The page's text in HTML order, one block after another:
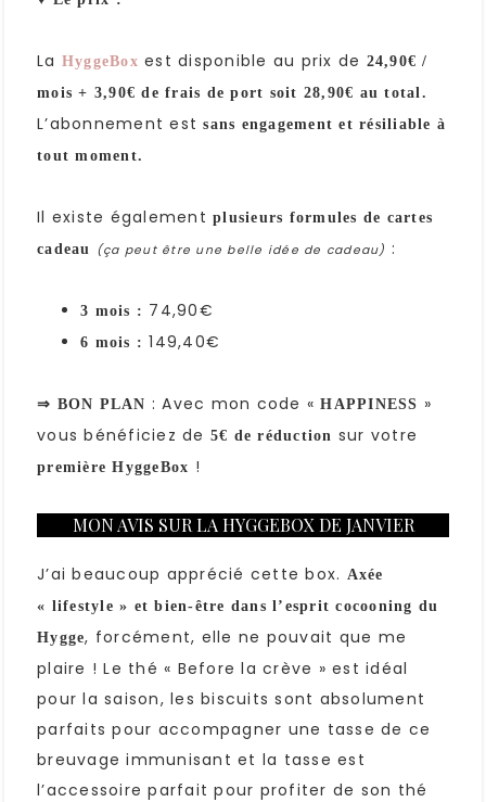
La HyggeBox est disponible au prix de 24,90€ /
mois + 3,90€ de frais de port soit 28,90€ au total.
L’abonnement estsans engagement et résiliable à
tout moment.
Il existe également plusieurs formules de cartes
cadeau (ça peut être une belle idée de cadeau) :
3 mois : 74,90€
6 mois : 149,40€
⇒ BON PLAN : Avec mon code «HAPPINESS »
vous bénéficiez de 5€ de réduction sur votre
première HyggeBox !
MON AVIS SUR LA HYGGEBOX DE JANVIER
J’ai beaucoup apprécié cette box. Axée
« lifestyle » et bien-être dans l’esprit cocooning du
Hygge, forcément, elle ne pouvait que me
plaire ! Le thé « Before la crève » est idéal
pour la saison, les biscuits sont absolument
parfaits pour accompagner une tasse de ce
breuvage immunisant et la tasse est
l’accessoire parfait pour profiter de son thé